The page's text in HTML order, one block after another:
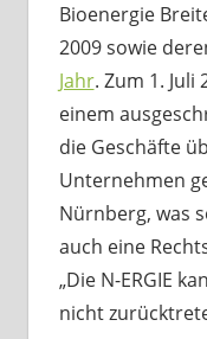
Bioenergie
2009 sowie
Jahr. Zum 1. Juli
einem
die Geschäfte
Unternehmen
Nürnberg, was
auch eine
„Die N-ERGIE
nicht